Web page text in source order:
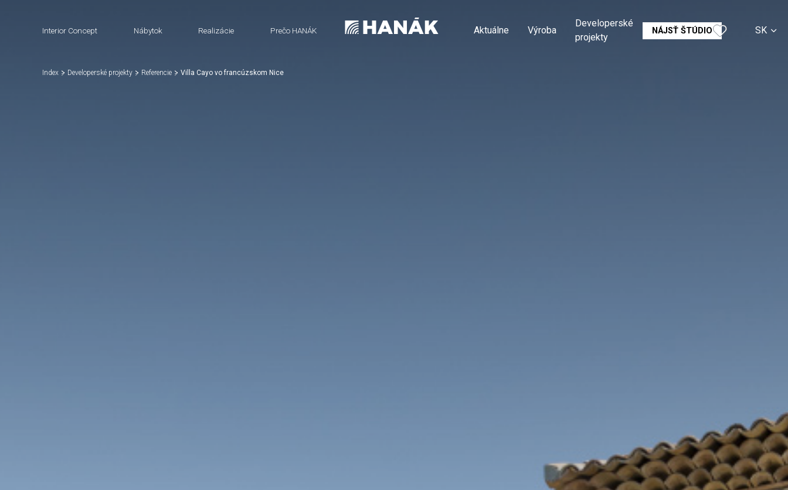
Interior Concept Nábytok Realizácie Prečo HANÁK Aktuálne Výroba
Developerské
projekty
NÁJSŤ ŠTÚDIO SK
Index Developerské projekty Referencie Villa Cayo vo francúzskom Nice